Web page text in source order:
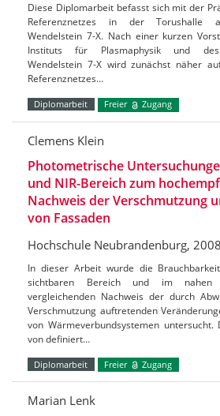
Diese Diplomarbeit befasst sich mit der
Referenznetzes in der Torushalle
Wendelstein 7-X. Nach einer kurzen
Instituts für Plasmaphysik und des
Wendelstein 7-X wird zunächst näher
Referenznetzes…
Diplomarbeit Freier Zugang
Clemens Klein
Photometrische
und NIR-Bereich zum
Nachweis der Verschmutzung
von Fassaden
Hochschule Neubrandenburg, 2008
In dieser Arbeit wurde die
sichtbaren Bereich und im nahen
vergleichenden Nachweis der durch
Verschmutzung auftretenden
von Wärmeverbundsystemen untersucht.
von definiert…
Diplomarbeit Freier Zugang
Marian Lenk